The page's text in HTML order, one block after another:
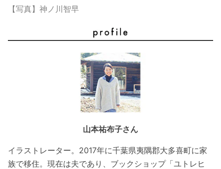
【写真】神ノ川智早
山本祐布子さん
イラストレーター。2017年に千葉県夷隅郡大多喜町に家
族で移住。現在は夫であり、ブックショップ「ユトレヒ